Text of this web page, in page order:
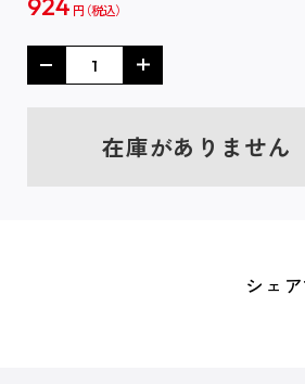
円
在庫がありません
シェ